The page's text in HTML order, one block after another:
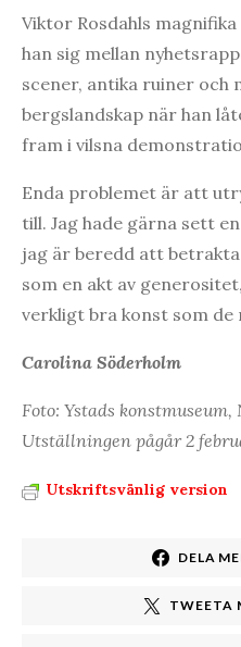
Viktor Rosdahls
han sig mellan
scener, antika ruiner och
bergslandskap när han
fram i vilsna
Enda problemet är att
till. Jag hade gärna sett
jag är beredd att
som en akt av
verkligt bra konst som de
Carolina Söderholm
Foto: Ystads konstmuseum,
Utställningen pågår 2
Utskriftsvänlig version
DELA
TWEETA